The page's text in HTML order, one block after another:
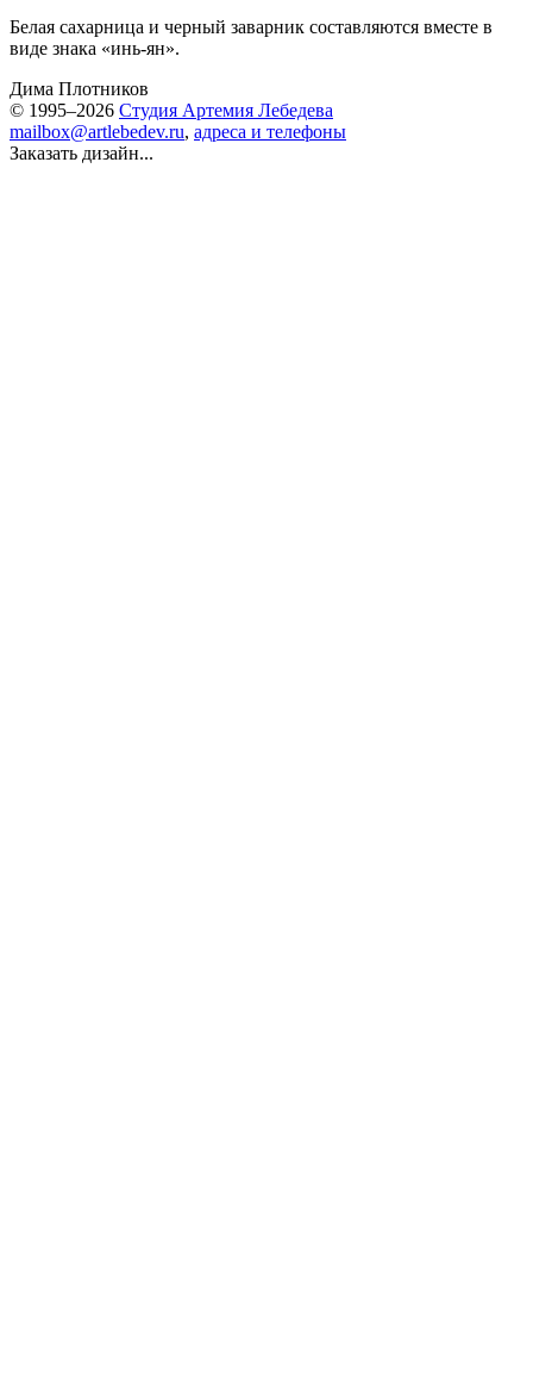
Белая сахарница и черный заварник составляются вместе в
виде знака «инь-ян».
Дима Плотников
© 1995–2026 Студия Артемия Лебедева
mailbox@artlebedev.ru, адреса и телефоны
Заказать дизайн...